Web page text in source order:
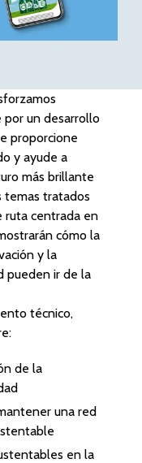
un desarrollo
proporcione
y ayude a
más brillante
temas tratados
ruta centrada en
cómo la
y la
pueden ir de la
técnico,
de la
una red
en la